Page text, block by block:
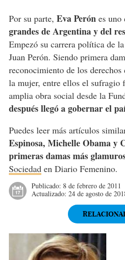
Por su parte, Eva Perónes uno
grandes de Argentina y del
Empezó su carrera política de
Juan Perón. Siendo primera
reconocimiento de los
la mujer, entre ellos el sufragio
amplia obra social desde la
después llegó a gobernar el
Puedes leer más artículos
Espinosa, Michelle Obama y
primeras damas más
Sociedaden Diario Femenino.
Publicado: 8 de febrero de 2011
Actualizado: 24 de agosto de